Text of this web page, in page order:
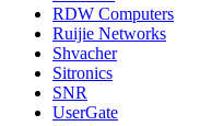
RDW Computers
Ruijie Networks
Shvacher
Sitronics
SNR
UserGate